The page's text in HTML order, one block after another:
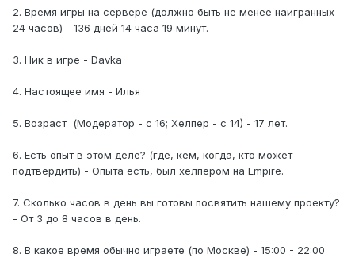
2. Время игры на сервере (должно быть не менее наигранных
24 часов) - 136 дней 14 часа 19 минут.
3. Ник в игре - Davka
4. Настоящее имя - Илья
5. Возраст (Модератор - с 16; Хелпер - с 14) - 17 лет.
6. Есть опыт в этом деле? (где, кем, когда, кто может
подтвердить) - Опыта есть, был хелпером на Empire.
7. Сколько часов в день вы готовы посвятить нашему проекту?
- От 3 до 8 часов в день.
8. В какое время обычно играете (по Москве) - 15:00 - 22:00